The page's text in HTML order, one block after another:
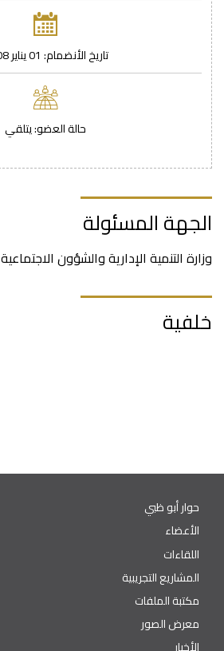
تاريخ اﻷنضمام: 01 يناير 2008
حالة العضو: يتلقي
الجهة المسئولة
وزارة التنمية الإدارية والشؤون الاجتماعية
خلفية
حوار أبو ظبي
الأعضاء
اللقاءات
المشاريع التجريبية
مكتبة الملفات
معرض الصور